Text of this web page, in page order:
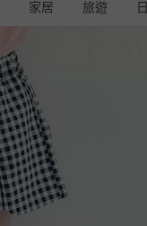
家居 旅遊